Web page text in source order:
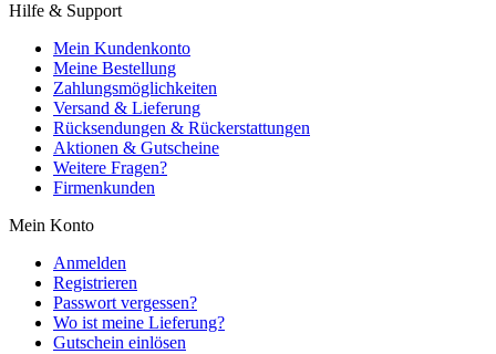
Hilfe & Support
Mein Kundenkonto
Meine Bestellung
Zahlungsmöglichkeiten
Versand & Lieferung
Rücksendungen & Rückerstattungen
Aktionen & Gutscheine
Weitere Fragen?
Firmenkunden
Mein Konto
Anmelden
Registrieren
Passwort vergessen?
Wo ist meine Lieferung?
Gutschein einlösen